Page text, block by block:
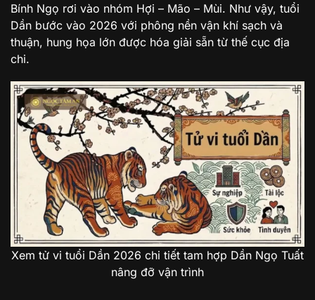
Bính Ngọ rơi vào nhóm Hợi – Mão – Mùi. Như vậy, tuổi
Dần bước vào 2026 với phông nền vận khí sạch và
thuận, hung họa lớn được hóa giải sẵn từ thế cục địa
chi.
Xem tử vi tuổi Dần 2026 chi tiết tam hợp Dần Ngọ Tuất
nâng đỡ vận trình